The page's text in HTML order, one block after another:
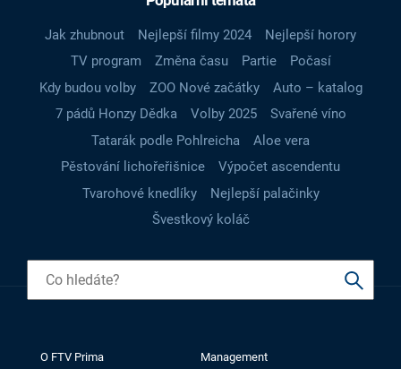
Jak zhubnout Nejlepší filmy 2024
Nejlepší horory
TV program
Změna času Partie
Počasí
Kdy budou volby
ZOO Nové začátky
Auto – katalog
7 pádů Honzy Dědka
Volby 2025
Svařené víno
Tatarák podle Pohlreicha
Aloe vera
Pěstování lichořeřišnice
Výpočet ascendentu
Tvarohové knedlíky
Nejlepší palačinky
Švestkový koláč
O FTV Prima
Management